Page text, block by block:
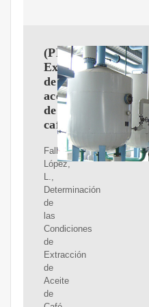
(PDF)
Extracción
de
aceite
de
café
Falla
López,
L.,
Determinación
de
las
Condiciones
de
Extracción
de
Aceite
de